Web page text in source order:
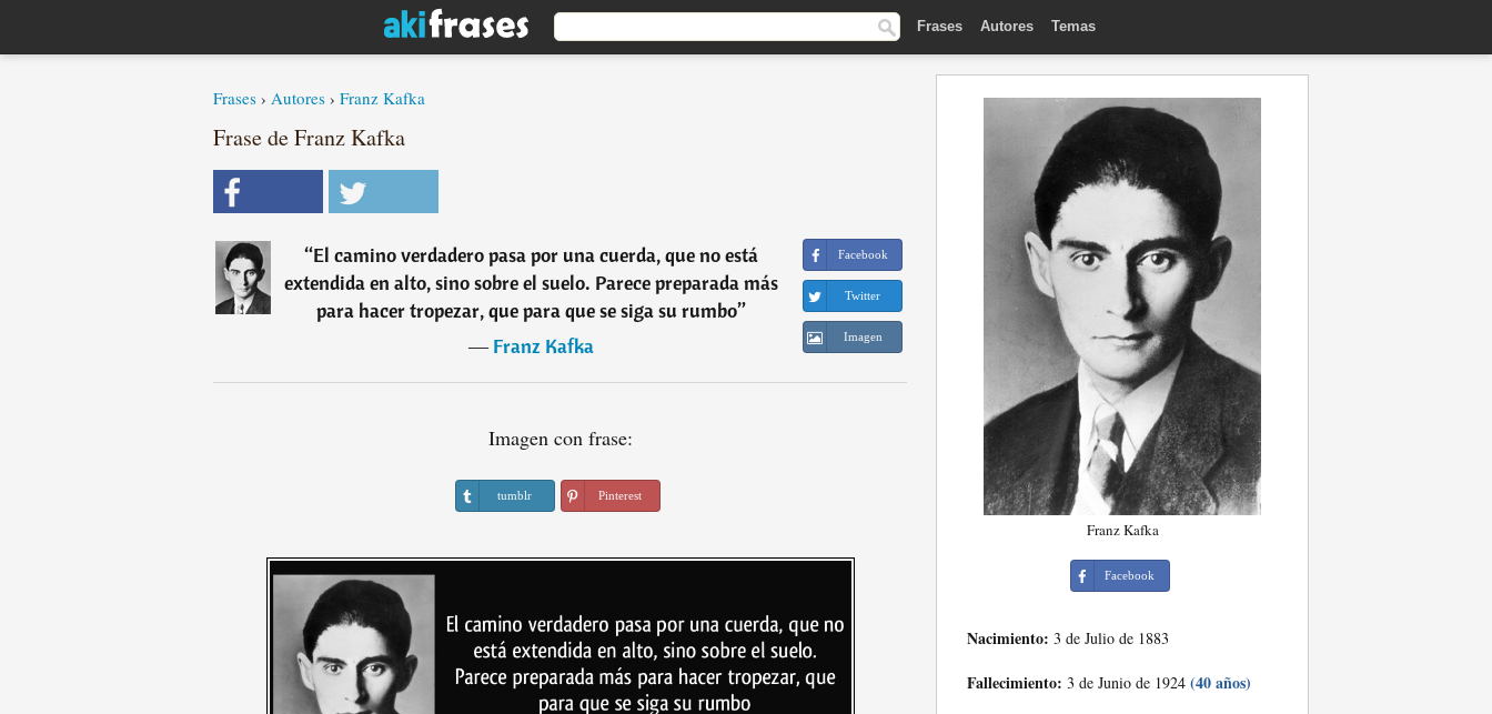
Frases Autores Temas
Frases › Autores › Franz Kafka
Frase de Franz Kafka
“El camino verdadero pasa por una cuerda, que no está
extendida en alto, sino sobre el suelo. Parece preparada más
para hacer tropezar, que para que se siga su rumbo”
―Franz Kafka
Facebook
Twitter
Imagen
Imagen con frase:
tumblr Pinterest
Franz Kafka
Facebook
Nacimiento: 3 de Julio de 1883
Fallecimiento: 3 de Junio de 1924 (40 años)